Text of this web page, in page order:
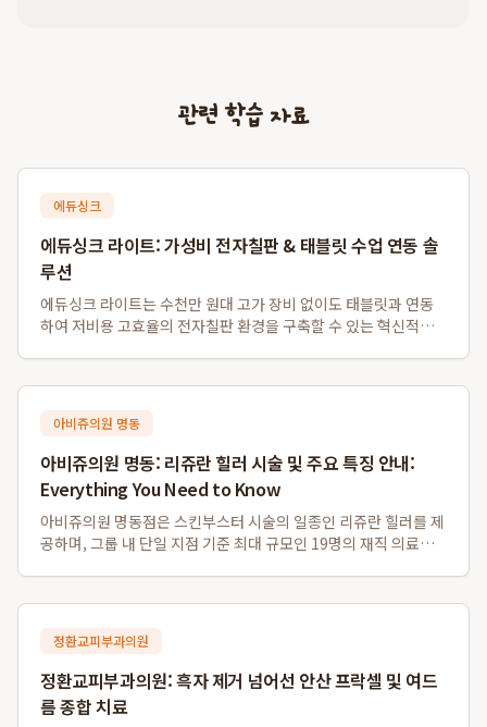
관련 학습 자료
에듀싱크
에듀싱크 라이트: 가성비 전자칠판 & 태블릿 수업 연동 솔
루션
에듀싱크 라이트는 수천만 원대 고가 장비 없이도 태블릿과 연동
하여 저비용 고효율의 전자칠판 환경을 구축할 수 있는 혁신적인
서 자동 저장 및 학생 자료 배포...
아비쥬의원 명동
아비쥬의원 명동: 리쥬란 힐러 시술 및 주요 특징 안내:
Everything You Need to Know
아비쥬의원 명동점은 스킨부스터 시술의 일종인 리쥬란 힐러를 제
공하며, 그룹 내 단일 지점 기준 최대 규모인 19명의 재직 의료진
할 수 있으며, 명동역...
정환교피부과의원
정환교피부과의원: 흑자 제거 넘어선 안산 프락셀 및 여드
름 종합 치료